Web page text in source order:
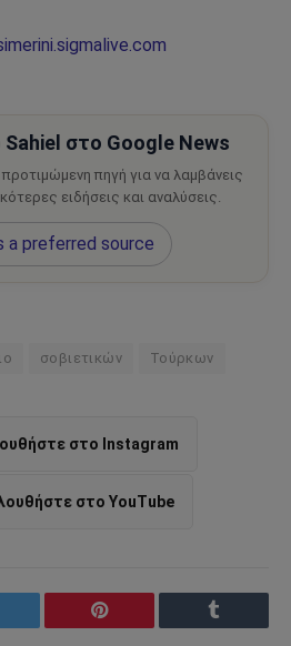
στο Google News
πηγή για να λαμβάνεις
ειδήσεις και αναλύσεις.
a preferred source
σοβιετικών Τούρκων
στο Instagram
στο YouTube
Pinterest Tumblr